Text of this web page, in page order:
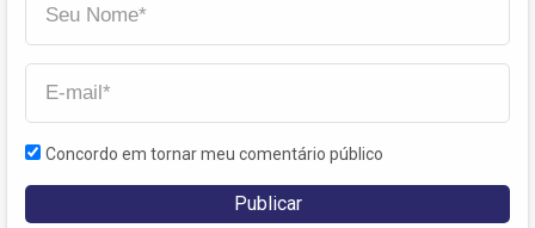
Concordo em tornar meu comentário público